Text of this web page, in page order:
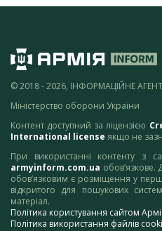
© 2018 - 2026, ІНФОРМАЦІЙНЕ
Міністерство оборони України
Контент доступний за ліцензією
International license якщо не
При використанні контенту з
armyinform.com.ua обов’язкове.
обов’язковим є розміщення у
відкритого для пошукових
матеріал.
Політика користування сайтом
Політика використання файлів